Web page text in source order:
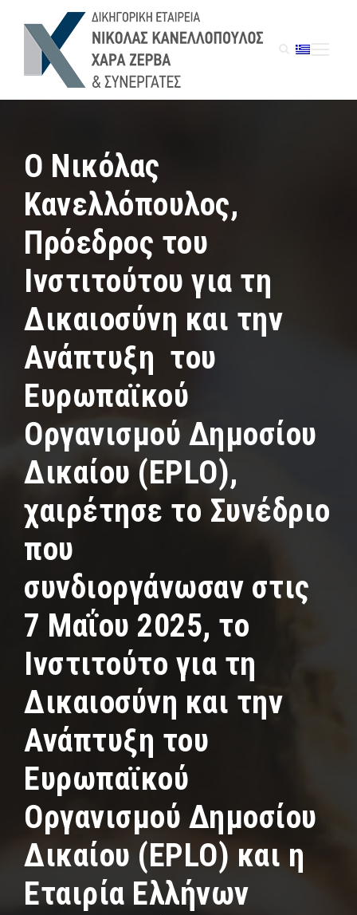
O Νικόλας
Κανελλόπουλος,
Πρόεδρος του
Ινστιτούτου για τη
Δικαιοσύνη και την
Ανάπτυξη του
Ευρωπαϊκού
Οργανισμού Δημοσίου
Δικαίου (EPLO),
χαιρέτησε το Συνέδριο
που
συνδιοργάνωσαν στις
7 Μαΐου 2025, το
Ινστιτούτο για τη
Δικαιοσύνη και την
Ανάπτυξη του
Ευρωπαϊκού
Οργανισμού Δημοσίου
Δικαίου (EPLO) και η
Εταιρία Ελλήνων